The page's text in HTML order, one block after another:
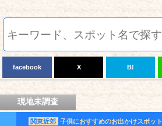
facebook X B!
現地未調査
関東近郊 子供におすすめのお出かけスポット